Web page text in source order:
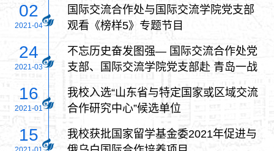
02
2021-04
国际交流合作处与国际交流学院党支部
观看《榜样5》专题节目
24
2021-03
不忘历史奋发图强— 国际交流合作处党
支部、国际交流学院党支部赴 青岛一战
16
2021-01
我校入选“山东省与特定国家或区域交流
合作研究中心”候选单位
15
我校获批国家留学基金委2021年促进与